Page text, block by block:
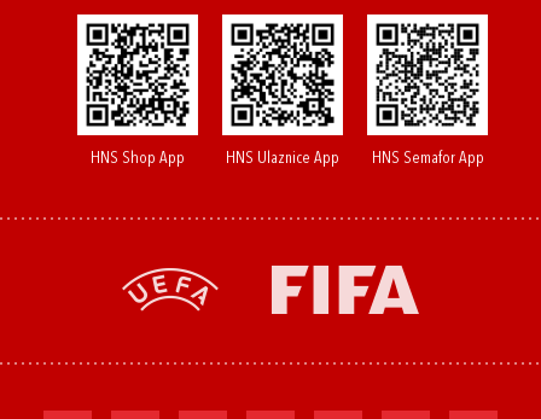
HNS Shop App HNS Ulaznice App HNS Semafor App